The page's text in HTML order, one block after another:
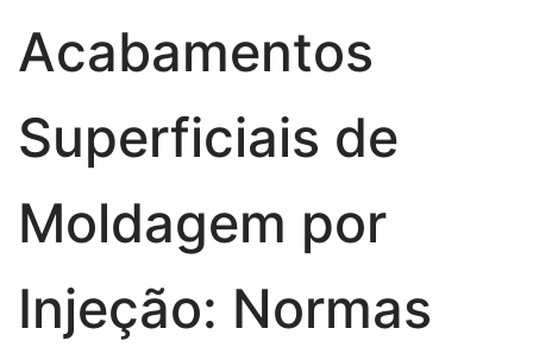
Acabamentos
Superficiais de
Moldagem por
Injeção: Normas